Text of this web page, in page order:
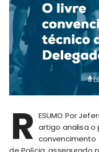
R ESUMO Por
artigo analisa o
convencimento